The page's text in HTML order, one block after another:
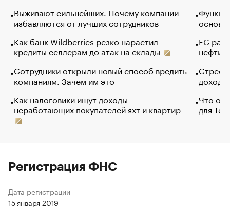
Выживают сильнейших. Почему компании
избавляются от лучших сотрудников
Как банк Wildberries резко нарастил
кредиты селлерам до атак на склады
Сотрудники открыли новый способ вредить
компаниям. Зачем им это
Как налоговики ищут доходы
неработающих покупателей яхт и квартир
основ
ЕС
нефти
Что
для
Регистрация ФНС
Дата регистрации
15 января 2019